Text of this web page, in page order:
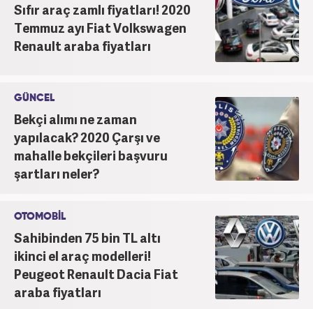
Sıfır araç zamlı fiyatları! 2020
Temmuz ayı Fiat Volkswagen
Renault araba fiyatları
GÜNCEL
Bekçi alımı ne zaman
yapılacak? 2020 Çarşı ve
mahalle bekçileri başvuru
şartları neler?
OTOMOBİL
Sahibinden 75 bin TL altı
ikinci el araç modelleri!
Peugeot Renault Dacia Fiat
araba fiyatları